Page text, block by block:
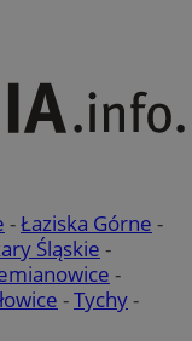
-Łaziska Górne -
Śląskie -
-
-Tychy-